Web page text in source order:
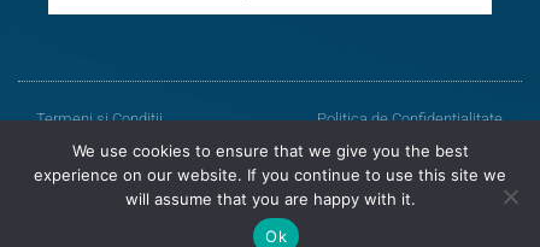
Termeni și Condiții
Politica de Confidențialitate
© Toate drepturile rezervate
Centrul de Resurse Juridice din Moldova
We use cookies to ensure that we give you the best
experience on our website. If you continue to use this site we
will assume that you are happy with it.
Ok